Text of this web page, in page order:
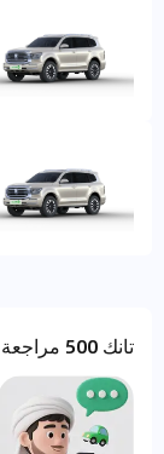
تانك 500 مراجعة المستخدم